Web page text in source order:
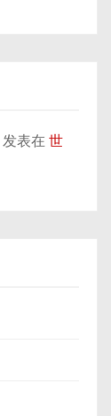
发表在世